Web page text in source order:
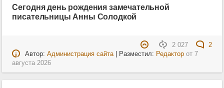
Сегодня день рождения замечательной
писательницы Анны Солодкой
2 027
2
Автор: Администрация сайта| Разместил: Редакторот 7
августа 2026